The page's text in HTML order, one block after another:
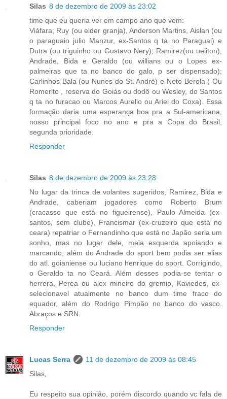
Silas 8 de dezembro de 2009 às 23:02
time que eu queria ver em campo ano que vem:
Viáfara; Ruy (ou elder granja), Anderson Martins, Aislan (ou
o paraguaio julio Manzur, ex-Santos q ta no Paraguai) e
Dutra (ou triguinho ou Gustavo Nery); Ramirez(ou ueliton),
Andrade, Bida e Geraldo (ou willians ou o Lopes ex-
palmeiras que ta no banco do galo, p ser dispensado);
Carlinhos Bala (ou Nunes do St. André) e Neto Berola ( Ou
Romerito , reserva do Goiás ou dodô ou Wesley, do Santos
q ta no furacao ou Marcos Aurelio ou Ariel do Coxa). Essa
formação daria uma esperança boa pra a Sul-americana,
nosso principal foco no ano e pra a Copa do Brasil,
segunda prioridade.
Responder
Silas 8 de dezembro de 2009 às 23:28
No lugar da trinca de volantes sugeridos, Ramirez, Bida e
Andrade, caberiam jogadores como Roberto Brum
(cracasso que está no figueirense), Paulo Almeida (ex-
santos, sem clube), Francismar (ex-cruzeiro que está no
ceara) repatriar o Fernandinho que está no Japão seria um
sonho, mas no lugar dele, meia esquerda apoiando e
marcando, além do Andrade do sport bem podia ser elias
do atl. goianiense ou luciano henrique do sport. Corrigindo,
o Geraldo ta no Ceará. Além desses podia-se tentar o
herrera, Perea ou alex mineiro do gremio, Kaviedes, ex-
selecionavel atualmente no banco dum time fraco do
equador, além do Rodrigo Pimpão no banco do vasco.
Abraços e SRN.
Responder
Lucas Serra
11 de dezembro de 2009 às 08:45
Silas,
Eu respeito sua opinião, porém discordo quando vc fala de